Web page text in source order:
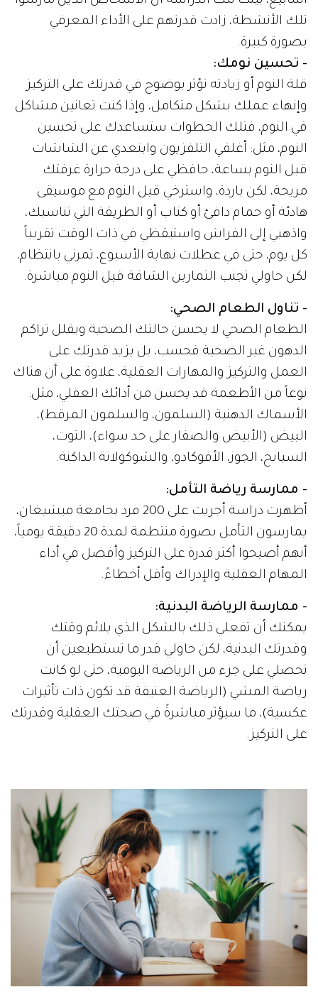
تلك الأنشطة، زادت قدرتهم على الأداء المعرفي
بصورة كبيرة.
- تحسين نومك:
قلة النوم أو زيادته تؤثر بوضوح في قدرتك على التركيز
وإنهاء عملك بشكل متكامل، وإذا كنت تعانين مشاكل
في النوم، فتلك الخطوات ستساعدك على تحسين
النوم، مثل: أغلقي التلفزيون وابتعدي عن الشاشات
قبل النوم بساعة، حافظي على درجة حرارة غرفتك
مريحة، لكن باردة، واسترخي قبل النوم مع موسيقى
هادئة أو حمام دافئ أو كتاب أو الطريقة التي تناسبك،
واذهبي إلى الفراش واستيقظي في ذات الوقت تقريباً
كل يوم، حتى في عطلات نهاية الأسبوع، تمرني بانتظام،
لكن حاولي تجنب التمارين الشاقة قبل النوم مباشرة.
- تناول الطعام الصحي:
الطعام الصحي لا يحسن حالتك الصحية ويقلل تراكم
الدهون غير الصحية فحسب، بل يزيد قدرتك على
العمل والتركيز والمهارات العقلية، علاوة على أن هناك
نوعاً من الأطعمة قد يحسن من أدائك العقلي، مثل:
الأسماك الدهنية (السلمون، والسلمون المرقط)،
البيض (الأبيض والصفار على حد سواء)، التوت،
السبانخ، الجوز، الأفوكادو، والشوكولاتة الداكنة.
- ممارسة رياضة التأمل:
أظهرت دراسة أجريت على 200 فرد بجامعة ميشيغان،
يمارسون التأمل بصورة منتطمة لمدة 20 دقيقة يومياً،
أنهم أصبحوا أكثر قدرة على التركيز وأفضل في أداء
المهام العقلية والإدراك وأقل أخطاءً.
- ممارسة الرياضة البدنية:
يمكنك أن تفعلي ذلك بالشكل الذي يلائم وقتك
وقدرتك البدنية، لكن حاولي قدر ما تستطيعين أن
تحصلي على جزء من الرياضة اليومية، حتى لو كانت
رياضة المشي (الرياضة العنيفة قد تكون ذات تأثيرات
عكسية)، ما سيؤثر مباشرةً في صحتك العقلية وقدرتك
على التركيز.